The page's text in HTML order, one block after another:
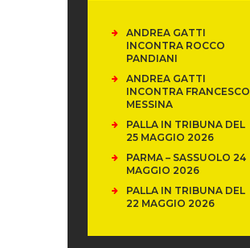
ANDREA GATTI
INCONTRA ROCCO
PANDIANI
ANDREA GATTI
INCONTRA FRANCESCO
MESSINA
PALLA IN TRIBUNA DEL
25 MAGGIO 2026
PARMA – SASSUOLO 24
MAGGIO 2026
PALLA IN TRIBUNA DEL
22 MAGGIO 2026